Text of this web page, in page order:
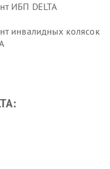
ИБП DELTA
инвалидных колясок